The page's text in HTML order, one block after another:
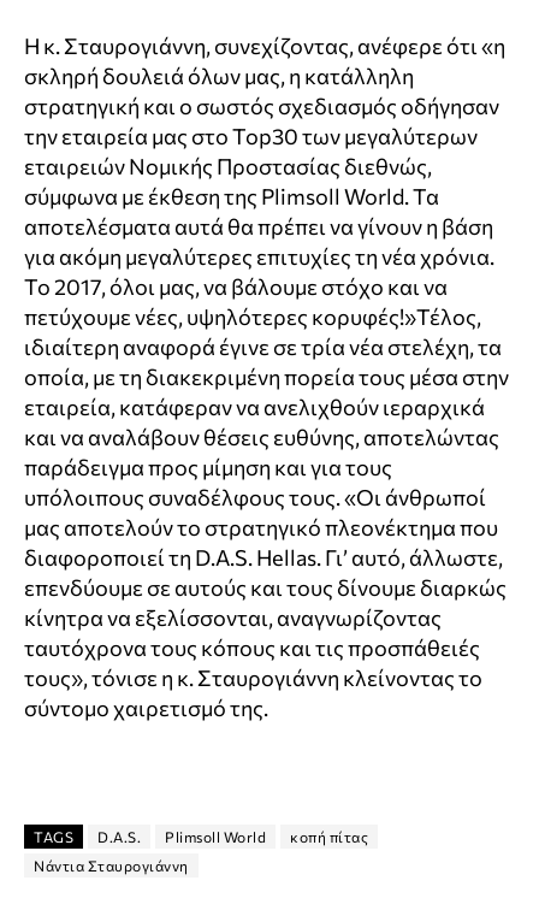
Η κ. Σταυρογιάννη, συνεχίζοντας, ανέφερε ότι «η
σκληρή δουλειά όλων μας, η κατάλληλη
στρατηγική και ο σωστός σχεδιασμός οδήγησαν
την εταιρεία μας στο Top30 των μεγαλύτερων
εταιρειών Νομικής Προστασίας διεθνώς,
σύμφωνα με έκθεση της Plimsoll World. Τα
αποτελέσματα αυτά θα πρέπει να γίνουν η βάση
για ακόμη μεγαλύτερες επιτυχίες τη νέα χρόνια.
Το 2017, όλοι μας, να βάλουμε στόχο και να
πετύχουμε νέες, υψηλότερες κορυφές!»Τέλος,
ιδιαίτερη αναφορά έγινε σε τρία νέα στελέχη, τα
οποία, με τη διακεκριμένη πορεία τους μέσα στην
εταιρεία, κατάφεραν να ανελιχθούν ιεραρχικά
και να αναλάβουν θέσεις ευθύνης, αποτελώντας
παράδειγμα προς μίμηση και για τους
υπόλοιπους συναδέλφους τους. «Οι άνθρωποί
μας αποτελούν το στρατηγικό πλεονέκτημα που
διαφοροποιεί τη D.A.S. Hellas. Γι’ αυτό, άλλωστε,
επενδύουμε σε αυτούς και τους δίνουμε διαρκώς
κίνητρα να εξελίσσονται, αναγνωρίζοντας
ταυτόχρονα τους κόπους και τις προσπάθειές
τους», τόνισε η κ. Σταυρογιάννη κλείνοντας το
σύντομο χαιρετισμό της.
TAGS D.A.S. Plimsoll World
κοπή πίτας
Νάντια Σταυρογιάννη